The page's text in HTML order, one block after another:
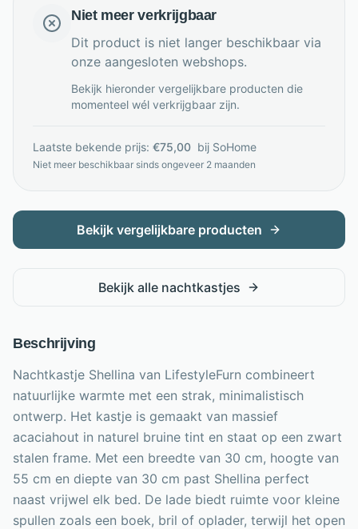
Niet meer verkrijgbaar
Dit product is niet langer beschikbaar via
onze aangesloten webshops.
Bekijk hieronder vergelijkbare producten die
momenteel wél verkrijgbaar zijn.
Laatste bekende prijs: €75,00 bij SoHome
Niet meer beschikbaar sinds ongeveer 2 maanden
Bekijk vergelijkbare producten
Bekijk alle nachtkastjes
Beschrijving
Nachtkastje Shellina van LifestyleFurn combineert
natuurlijke warmte met een strak, minimalistisch
ontwerp. Het kastje is gemaakt van massief
acaciahout in naturel bruine tint en staat op een zwart
stalen frame. Met een breedte van 30 cm, hoogte van
55 cm en diepte van 30 cm past Shellina perfect
naast vrijwel elk bed. De lade biedt ruimte voor kleine
spullen zoals een boek, bril of oplader, terwijl het open